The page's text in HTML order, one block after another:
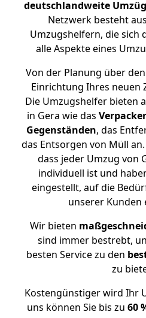
deutschlandweite
Netzwerk besteht
Umzugshelfern, die sich
alle Aspekte eines
Von der Planung über
Einrichtung Ihres neuen
Die Umzugshelfer bieten
in Gera wie das
Gegenständen, das
das Entsorgen von Müll
dass jeder Umzug von
individuell ist und
eingestellt, auf die
unserer Kunden
Wir bieten
sind immer bestrebt,
besten Service zu den
zu
Kostengünstiger wird Ihr
uns können Sie bis zu 60